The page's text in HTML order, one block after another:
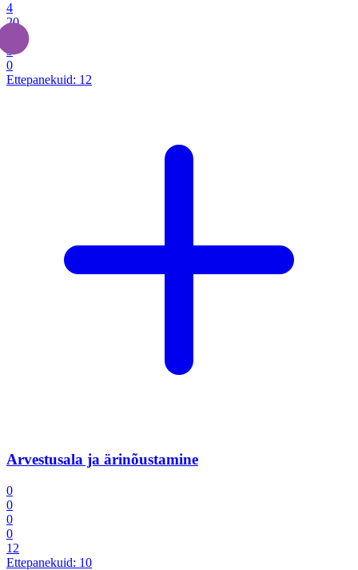
4
20
3
0
Ettepanekuid: 12
Arvestusala ja ärinõustamine
0
0
0
0
12
Ettepanekuid: 10